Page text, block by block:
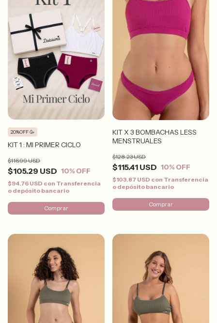
KIT 1 : MI PRIMER CICLO
$105.29 USD
$116.99 USD
10% OFF
20%OFF 🥳
$94.76 USD con Transferencia
o depósito bancario
Comprar
KIT X 3 BOMBACHAS LESS
MENSTRUALES
$115.41 USD
$128.23 USD
10% OFF
$103.87 USD con Transferencia
o depósito bancario
Comprar